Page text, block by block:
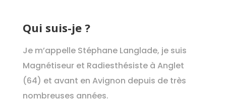
Qui suis-je ?
Je m’appelle Stéphane Langlade, je suis
Magnétiseur et Radiesthésiste à Anglet
(64) et avant en Avignon depuis de très
nombreuses années.